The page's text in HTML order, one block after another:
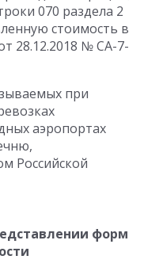
070 раздела 2
стоимость в
28.12.2018 № СА-7-
при
аэропортах
Российской
форм